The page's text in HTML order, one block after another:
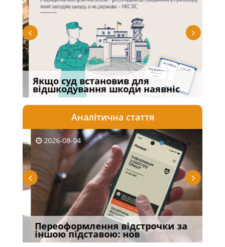
Якщо суд встановив для
відшкодування шкоди наявніс
Аналітична стаття
2026-08-04
Переоформлення відстрочки за
іншою підставою: нов